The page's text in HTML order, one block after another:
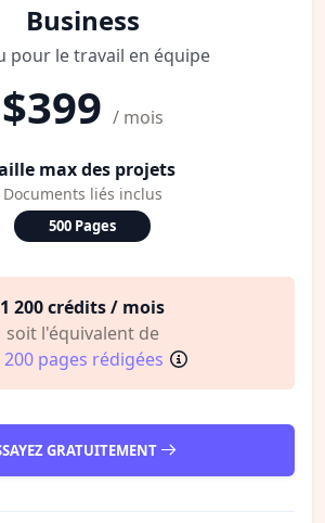
Business
pour le travail en équipe
$399 / mois
max des projets
Documents liés inclus
500 Pages
1 200 crédits / mois
soit l'équivalent de
200 pages rédigées
GRATUITEMENT